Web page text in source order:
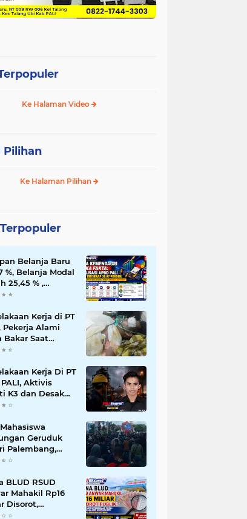
Ke Halaman Video
Ke Halaman Pilihan
Belanja Baru
%, Belanja Modal
25,45 % ,
Kerja di PT
Pekerja Alami
Bakar Saat
dari Rebusan
Kerja Di PT
PALI, Aktivis
K3 dan Desak
Fakta
Geruduk
Palembang,
Pengusutan
Pilih
BLUD RSUD
Mahakil Rp16
Disorot,
APIP,